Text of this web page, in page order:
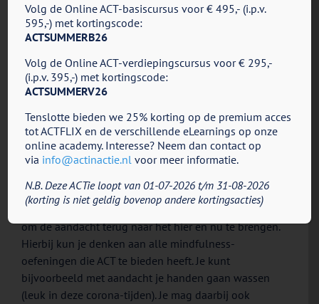
delen. Een andere optie die vaker beschikbaar is, is het
opnemen van de sessie. Het kan waardevol zijn de
sessie op te nemen, zodat de cliënt deze later nog
eens kan terugkijken. Je kunt tenslotte ook een
aanvullende ACT eHealth-module inzetten (blended-
therapy) ter ondersteuning van de online
alsook verdiepende oefeningen).
– Houd rekening met de aandacht en energie:Het
blijkt dat het video-bellen meer energie en aandacht
voor de cliënt). Het is raadzaam de energie en
aandacht te blijven monitoren, alsook cliënten helpen
om de aandacht terug naar het hier en nu te brengen.
Hierbij kun je denken aan alle mindfulness-
oefeningen die ACT te bieden heeft. Je kunt
bijvoorbeeld met aandacht je handen gaan wassen
(leuk in deze corona-tijden). Je mag daarbij ook
Volg de Online ACT-basiscursus voor € 495,- (i.p.v.
595,-) met kortingscode:
ACTSUMMERB26
Volg de Online ACT-verdiepingscursus voor € 295,-
(i.p.v. 395,-) met kortingscode:
ACTSUMMERV26
Tenslotte bieden we 25% korting op de premium acces
tot ACTFLIX en de verschillende eLearnings op onze
online academy. Interesse? Neem dan contact op
via info@actinactie.nl voor meer informatie.
N.B. Deze ACTie loopt van 01-07-2026 t/m 31-08-2026
(korting is niet geldig bovenop andere kortingsacties)